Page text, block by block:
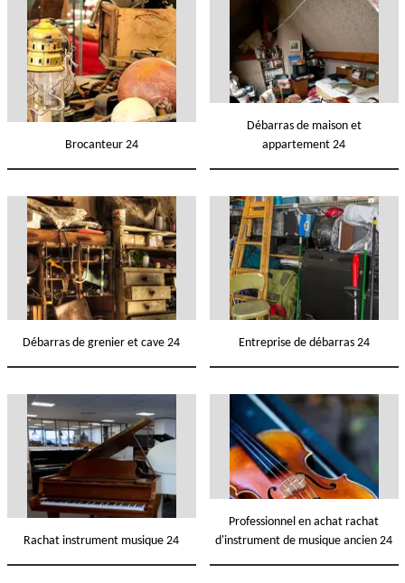
Brocanteur 24
Débarras de maison et
appartement 24
Débarras de grenier et cave 24 Entreprise de débarras 24
Rachat instrument musique 24
Professionnel en achat rachat
d'instrument de musique ancien 24